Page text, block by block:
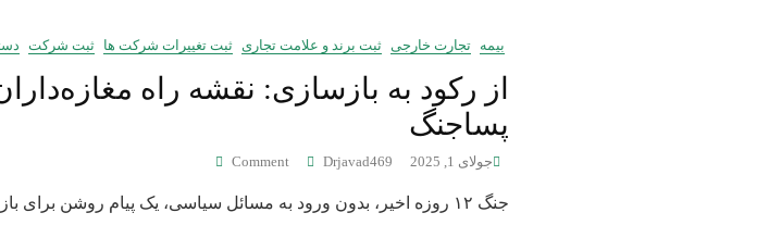
بیمه تجارت خارجی ثبت برند و علامت تجاری ثبت تغییرات شرکت ها ثبت شرکت
از رکود به بازسازی: نقشه راه
پسا‌جنگ
جولای 1, 2025 Drjavad469
Comment
جنگ ۱۲ روزه اخیر، بدون ورود به مسائل سیاسی، یک پیام روشن برای بازار داشت: